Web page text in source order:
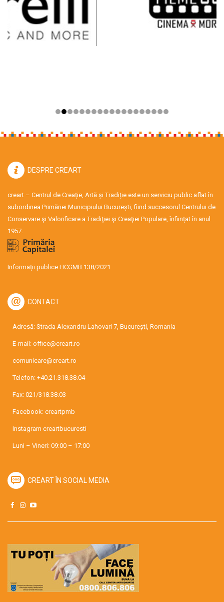
DESPRE CREART
creart – Centrul de Creație, Artă și Tradiție este un serviciu public aflat în
subordinea Primăriei Municipiului București, fiind succesorul Centrului de
Conservare şi Valorificare a Tradiţiei şi Creaţiei Populare, înființat în anul
1957.
Informații publice HCGMB 138/2021
CONTACT
Adresă: Strada Alexandru Lahovari 7, București, Romania
E-mail: office@creart.ro
comunicare@creart.ro
Telefon: +40.21.318.38.04
Fax: 021/318.38.03
Facebook: creartpmb
Instagram creartbucuresti
Luni – Vineri: 09:00 – 17:00
CREART ÎN SOCIAL MEDIA